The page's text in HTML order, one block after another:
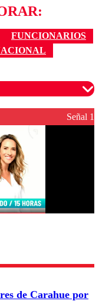
FUNCIONARIOS
garantizar un
comentario
Señal 1
de Carahue por